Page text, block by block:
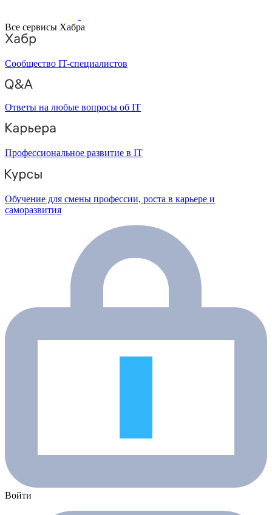
Все сервисы Хабра
Сообщество IT-специалистов
Ответы на любые вопросы об IT
Профессиональное развитие в IT
Обучение для смены профессии, роста в карьере и
саморазвития
Войти